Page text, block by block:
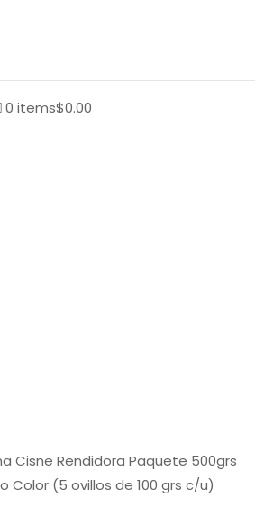
0 items$0.00
Rango
de
precios: